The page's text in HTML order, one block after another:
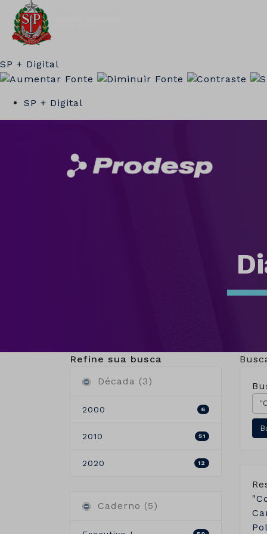
SP + Digital
SP + Digital
Refine sua busca
Década (3)
2000 6
2010 51
2020 12
Caderno (5)